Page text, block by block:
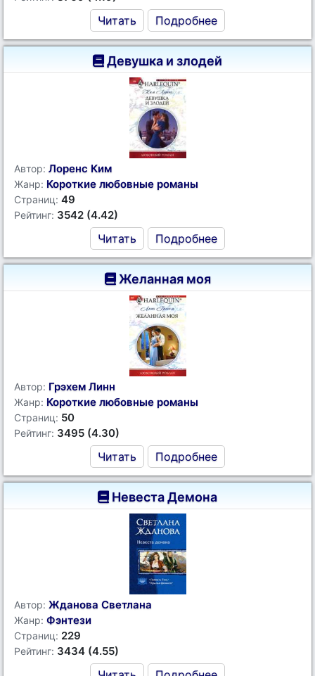
Читать Подробнее
Девушка и злодей
Автор: Лоренс Ким
Жанр: Короткие любовные романы
Страниц: 49
Рейтинг: 3542 (4.42)
Читать Подробнее
Желанная моя
Автор: Грэхем Линн
Жанр: Короткие любовные романы
Страниц: 50
Рейтинг: 3495 (4.30)
Читать Подробнее
Невеста Демона
Автор: Жданова Светлана
Жанр: Фэнтези
Страниц: 229
Рейтинг: 3434 (4.55)